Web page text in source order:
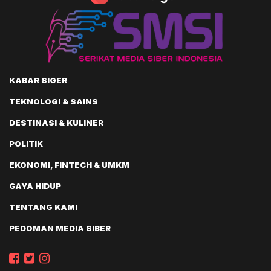
KABAR SIGER
TEKNOLOGI & SAINS
DESTINASI & KULINER
POLITIK
EKONOMI, FINTECH & UMKM
GAYA HIDUP
TENTANG KAMI
PEDOMAN MEDIA SIBER